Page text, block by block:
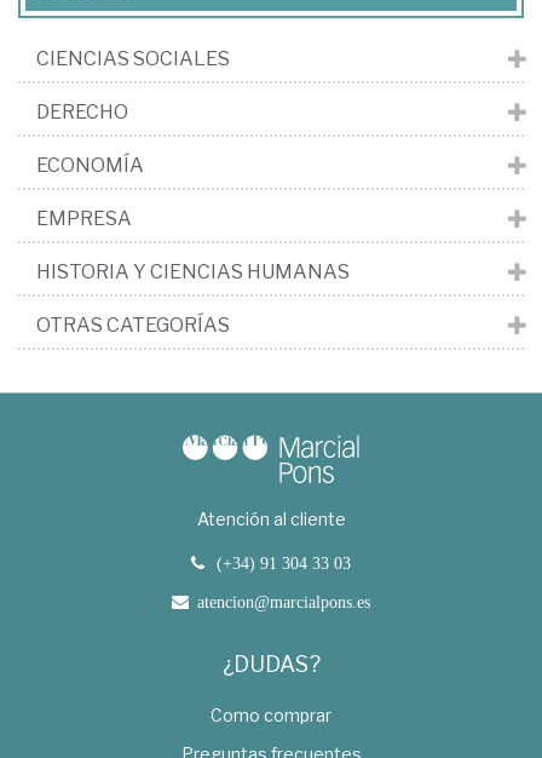
CIENCIAS SOCIALES
DERECHO
ECONOMÍA
EMPRESA
HISTORIA Y CIENCIAS HUMANAS
OTRAS CATEGORÍAS
Atención al cliente
(+34) 91 304 33 03
atencion@marcialpons.es
¿DUDAS?
Como comprar
Preguntas frecuentes